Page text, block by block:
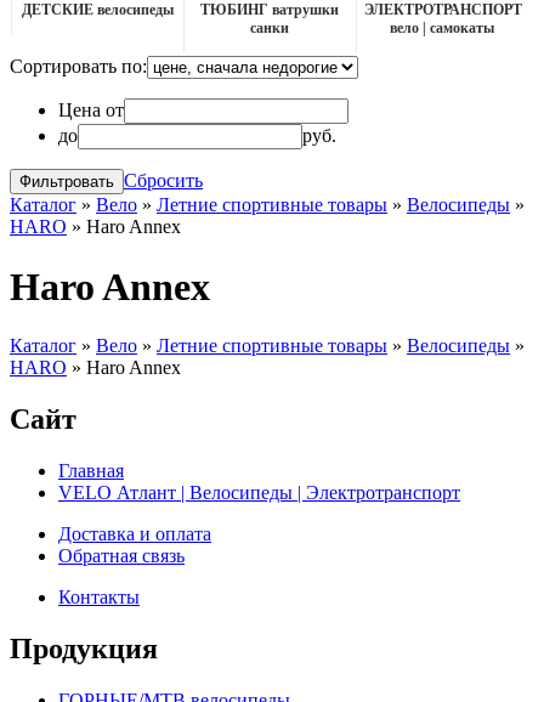
ДЕТСКИЕ велосипеды
ТЮБИНГ ватрушки
санки
ЭЛЕКТРОТРАНСПОРТ
вело | самокаты
Сортировать по:
Цена от
до
руб.
Сбросить
Каталог » Вело » Летние спортивные товары » Велосипеды »
HARO » Haro Annex
Haro Annex
Каталог » Вело » Летние спортивные товары » Велосипеды »
HARO » Haro Annex
Сайт
Главная
VELO Атлант | Велосипеды | Электротранспорт
Доставка и оплата
Обратная связь
Контакты
Продукция